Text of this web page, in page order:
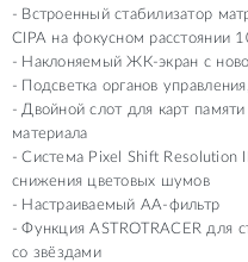
Встроенный стабилизатор
CIPA на фокусном расстоянии
Наклоняемый ЖК-экран с
Подсветка органов
Двойной слот для карт
материала
Система Pixel Shift Resolution
снижения цветовых шумов
Настраиваемый АА-фильтр
Функция ASTROTRACER для
со звёздами